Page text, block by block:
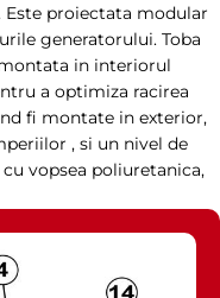
proiectata modular
generatorului. Toba
in interiorul
a optimiza racirea
fi montate in exterior,
, si un nivel de
vopsea poliuretanica,